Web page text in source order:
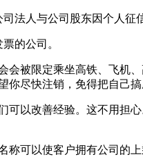
法人与公司股东因个人征
的公司。
被限定乘坐高铁、飞机
尽快注销，免得把自己搞
以改善经验。这不用担
可以使客户拥有公司的